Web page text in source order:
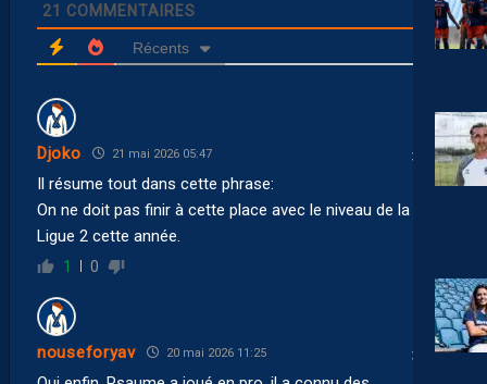
21 COMMENTAIRES
Récents
Djoko 21 mai 2026 05:47
Il résume tout dans cette phrase:
On ne doit pas finir à cette place avec le niveau de la
Ligue 2 cette année.
1 0
nouseforyav 20 mai 2026 11:25